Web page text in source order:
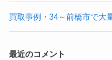
買取事例・34～前橋市で大
最近のコメント